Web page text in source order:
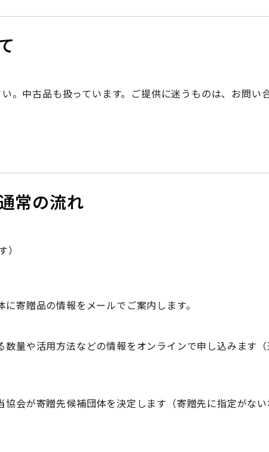
。中古品も扱っています。ご提供に迷うものは、お問い
常の流れ
寄贈品の情報をメールでご案内します。
量や活用方法などの情報をオンラインで申し込みます
会が寄贈先候補団体を決定します（寄贈先に指定がな